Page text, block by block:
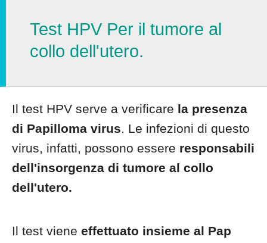
Test HPV Per il tumore al
collo dell'utero.
Il test HPV serve a verificare la presenza
di Papilloma virus. Le infezioni di questo
virus, infatti, possono essere responsabili
dell'insorgenza di tumore al collo
dell'utero.
Il test viene effettuato insieme al Pap